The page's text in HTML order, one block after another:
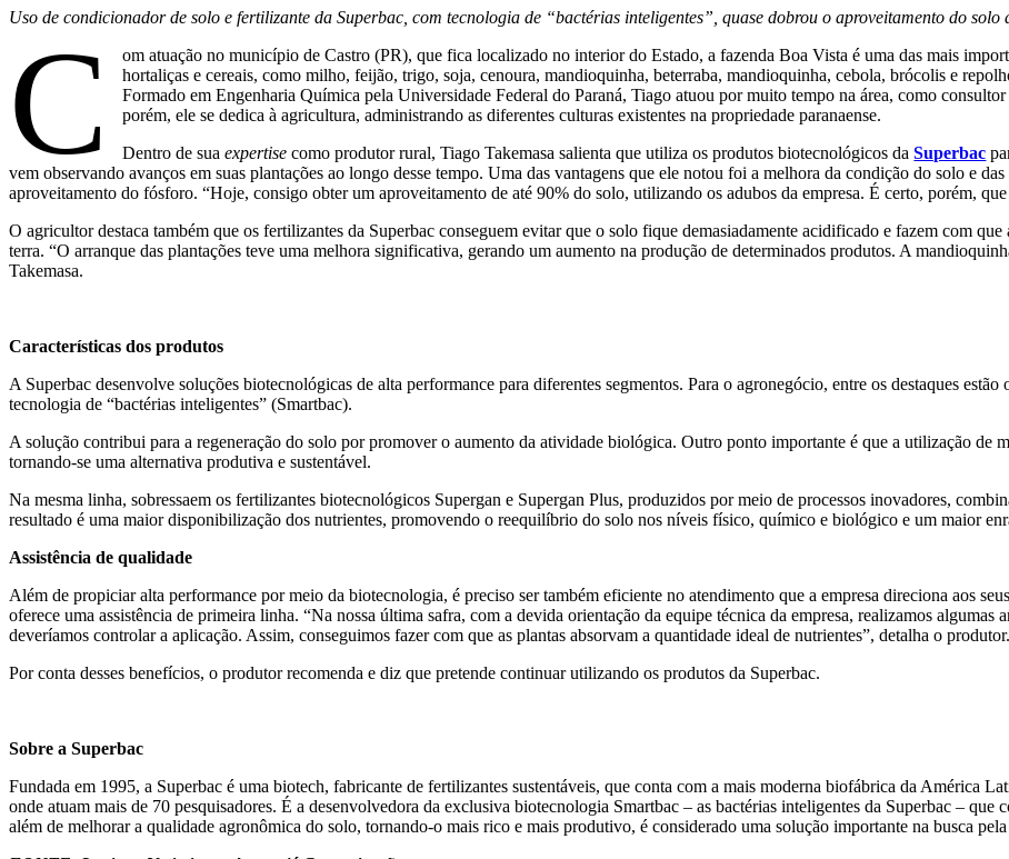
Uso de condicionador de solo e fertilizante da Superbac, com tecnologia de “bactérias inteligentes”, quase dobrou o aproveitamento do
C
om atuação no município de Castro (PR), que fica localizado no interior do Estado, a fazenda Boa Vista é uma das mais
hortaliças e cereais, como milho, feijão, trigo, soja, cenoura, mandioquinha, beterraba, mandioquinha, cebola, brócolis e
Formado em Engenharia Química pela Universidade Federal do Paraná, Tiago atuou por muito tempo na área, como
porém, ele se dedica à agricultura, administrando as diferentes culturas existentes na propriedade paranaense.
Dentro de suaexpertise como produtor rural, Tiago Takemasa salienta que utiliza os produtos biotecnológicos daSuperbac
vem observando avanços em suas plantações ao longo desse tempo. Uma das vantagens que ele notou foi a melhora da condição do solo e
aproveitamento do fósforo. “Hoje, consigo obter um aproveitamento de até 90% do solo, utilizando os adubos da empresa. É certo, porém,
O agricultor destaca também que os fertilizantes da Superbac conseguem evitar que o solo fique demasiadamente acidificado e fazem com
terra. “O arranque das plantações teve uma melhora significativa, gerando um aumento na produção de determinados produtos. A
Takemasa.
Características dos produtos
A Superbac desenvolve soluções biotecnológicas de alta performance para diferentes segmentos. Para o agronegócio, entre os destaques
tecnologia de “bactérias inteligentes” (Smartbac).
A solução contribui para a regeneração do solo por promover o aumento da atividade biológica. Outro ponto importante é que a utilização de
tornando-se uma alternativa produtiva e sustentável.
Na mesma linha, sobressaem os fertilizantes biotecnológicos Supergan e Supergan Plus, produzidos por meio de processos inovadores,
resultado é uma maior disponibilização dos nutrientes, promovendo o reequilíbrio do solo nos níveis físico, químico e biológico e um maior
Assistência de qualidade
Além de propiciar alta performance por meio da biotecnologia, é preciso ser também eficiente no atendimento que a empresa direciona aos
oferece uma assistência de primeira linha. “Na nossa última safra, com a devida orientação da equipe técnica da empresa, realizamos algumas
deveríamos controlar a aplicação. Assim, conseguimos fazer com que as plantas absorvam a quantidade ideal de nutrientes”, detalha o produtor.
Por conta desses benefícios, o produtor recomenda e diz que pretende continuar utilizando os produtos da Superbac.
Sobre a Superbac
Fundada em 1995, a Superbac é uma biotech, fabricante de fertilizantes sustentáveis, que conta com a mais moderna biofábrica da América
onde atuam mais de 70 pesquisadores. É a desenvolvedora da exclusiva biotecnologia Smartbac – as bactérias inteligentes da Superbac –
além de melhorar a qualidade agronômica do solo, tornando-o mais rico e mais produtivo, é considerado uma solução importante na busca